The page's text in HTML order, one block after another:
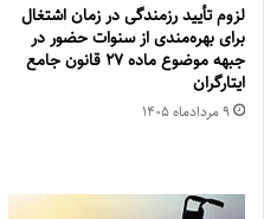
لزوم تأیید رزمندگی در زمان اشتغال
برای بهره‌مندی از سنوات حضور در
جبهه موضوع ماده ۲۷ قانون جامع
ایتارگران
۹ مرداد‌ماه ۱۴۰۵